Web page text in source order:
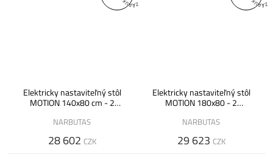
Elektricky nastaviteľný stôl
MOTION 140x80 cm - 2
NARBUTAS
28 602 CZK
Elektricky nastaviteľný stôl
MOTION 180x80 - 2
NARBUTAS
29 623 CZK